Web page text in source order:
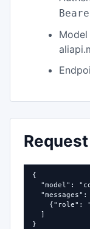
{
"model":
"messages":
{"role":
  ]
}